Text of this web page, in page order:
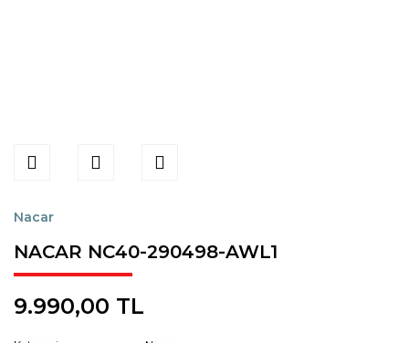
Nacar
NACAR NC40-290498-AWL1
9.990,00 TL